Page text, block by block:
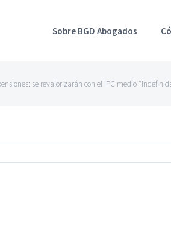
Sobre BGD Abogados
se revalorizarán con el IPC medio